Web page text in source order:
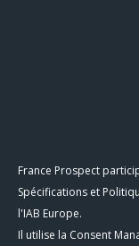
France Prospect
Spécifications et
l'IAB Europe.
Il utilise la Consent